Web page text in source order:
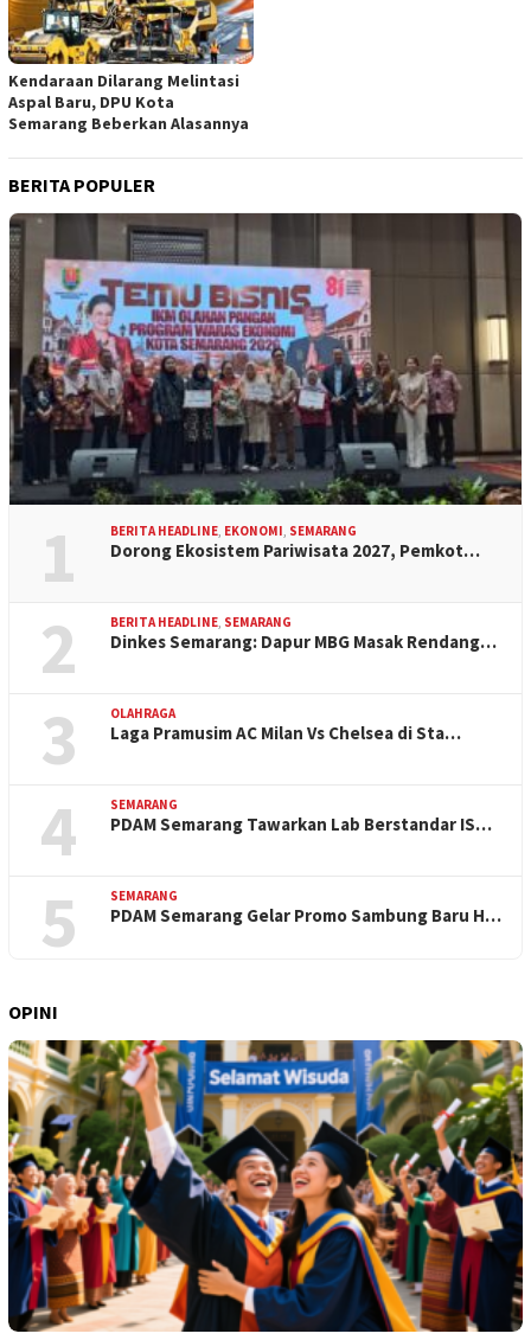
Kendaraan Dilarang Melintasi
Aspal Baru, DPU Kota
Semarang Beberkan Alasannya
BERITA POPULER
1 BERITA HEADLINE, EKONOMI, SEMARANG
Dorong Ekosistem Pariwisata 2027, Pemkot…
2 BERITA HEADLINE, SEMARANG
Dinkes Semarang: Dapur MBG Masak Rendang…
3 OLAHRAGA
Laga Pramusim AC Milan Vs Chelsea di Sta…
4 SEMARANG
PDAM Semarang Tawarkan Lab Berstandar IS…
5 SEMARANG
PDAM Semarang Gelar Promo Sambung Baru H…
OPINI